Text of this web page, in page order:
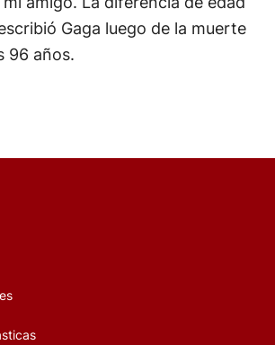
Gaga luego de la muerte
96 años.